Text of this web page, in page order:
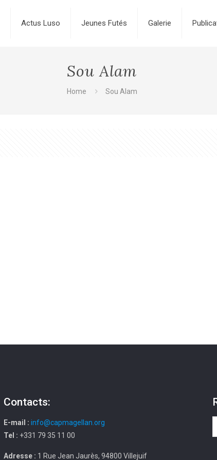
Actus Luso Jeunes Futés Galerie
Sou Alam
Home Sou Alam
Contacts:
E-mail : info@capmagellan.org
Tel : +331 79 35 11 00
Adresse : 1 Rue Jean Jaurès, 94800 Villejuif